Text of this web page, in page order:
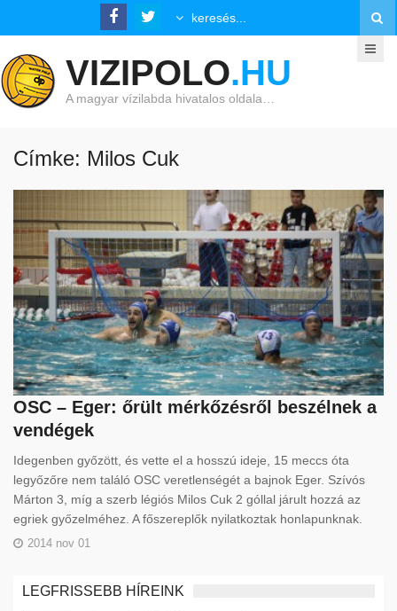
VIZIPOLO.HU
A magyar vízilabda hivatalos oldala…
Címke: Milos Cuk
OSC – Eger: őrült mérkőzésről beszélnek a
vendégek
Idegenben győzött, és vette el a hosszú ideje, 15 meccs óta
legyőzőre nem találó OSC veretlenségét a bajnok Eger. Szívós
Márton 3, míg a szerb légiós Milos Cuk 2 góllal járult hozzá az
egriek győzelméhez. A főszereplők nyilatkoztak honlapunknak.
2014 nov 01
LEGFRISSEBB HÍREINK